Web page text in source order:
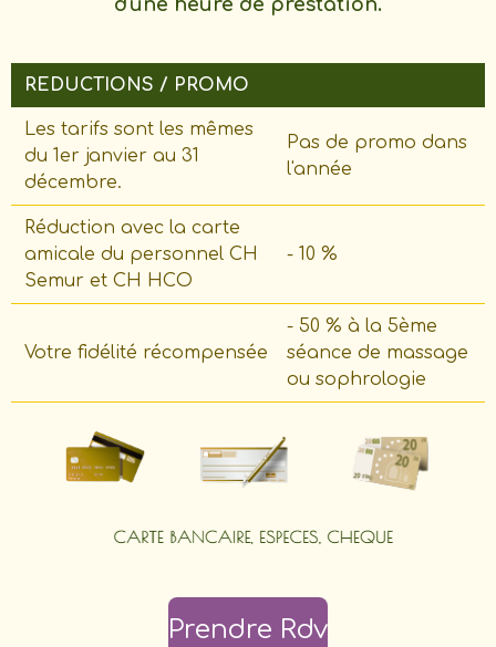
d'une heure de prestation.
REDUCTIONS / PROMO
Les tarifs sont les mêmes
du 1er janvier au 31
décembre.
Pas de promo dans
l'année
Réduction avec la carte
amicale du personnel CH
Semur et CH HCO
- 10 %
Votre fidélité récompensée
- 50 % à la 5ème
séance de massage
ou sophrologie
Prendre Rdv